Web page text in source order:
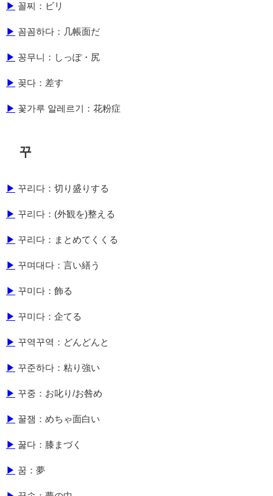
▶ 꼴찌：ビリ
▶ 꼼꼼하다：几帳面だ
▶ 꽁무니：しっぽ・尻
▶ 꽂다：差す
▶ 꽃가루 알레르기：花粉症
꾸
▶ 꾸리다：切り盛りする
▶ 꾸리다：(外観を)整える
▶ 꾸리다：まとめてくくる
▶ 꾸며대다：言い繕う
▶ 꾸미다：飾る
▶ 꾸미다：企てる
▶ 꾸역꾸역：どんどんと
▶ 꾸준하다：粘り強い
▶ 꾸중：お叱り/お咎め
▶ 꿀잼：めちゃ面白い
▶ 꿇다：膝まづく
▶ 꿈：夢